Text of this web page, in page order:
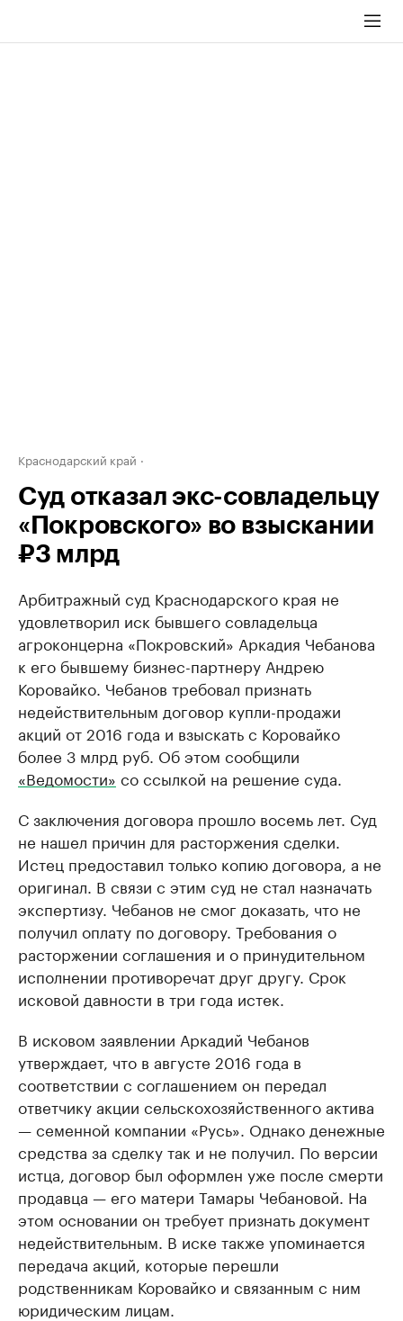
Краснодарский край
Суд отказал экс-совладельцу
«Покровского» во взыскании
₽3 млрд
Арбитражный суд Краснодарского края не
удовлетворил иск бывшего совладельца
агроконцерна «Покровский» Аркадия Чебанова
к его бывшему бизнес-партнеру Андрею
Коровайко. Чебанов требовал признать
недействительным договор купли-продажи
акций от 2016 года и взыскать с Коровайко
более 3 млрд руб. Об этом сообщили
«Ведомости» со ссылкой на решение суда.
С заключения договора прошло восемь лет. Суд
не нашел причин для расторжения сделки.
Истец предоставил только копию договора, а не
оригинал. В связи с этим суд не стал назначать
экспертизу. Чебанов не смог доказать, что не
получил оплату по договору. Требования о
расторжении соглашения и о принудительном
исполнении противоречат друг другу. Срок
исковой давности в три года истек.
В исковом заявлении Аркадий Чебанов
утверждает, что в августе 2016 года в
соответствии с соглашением он передал
ответчику акции сельскохозяйственного актива
— семенной компании «Русь». Однако денежные
средства за сделку так и не получил. По версии
истца, договор был оформлен уже после смерти
продавца — его матери Тамары Чебановой. На
этом основании он требует признать документ
недействительным. В иске также упоминается
передача акций, которые перешли
родственникам Коровайко и связанным с ним
юридическим лицам.